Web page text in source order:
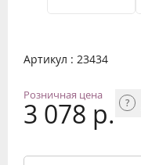
Артикул : 23434
Розничная цена
3 078 р.